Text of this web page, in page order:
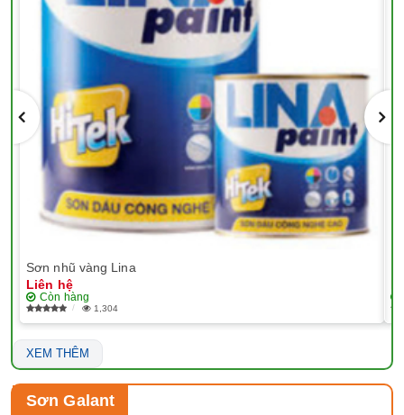
Sơn nhũ vàng Lina
Liên hệ
Còn hàng
1,304
XEM THÊM
Sơn Galant